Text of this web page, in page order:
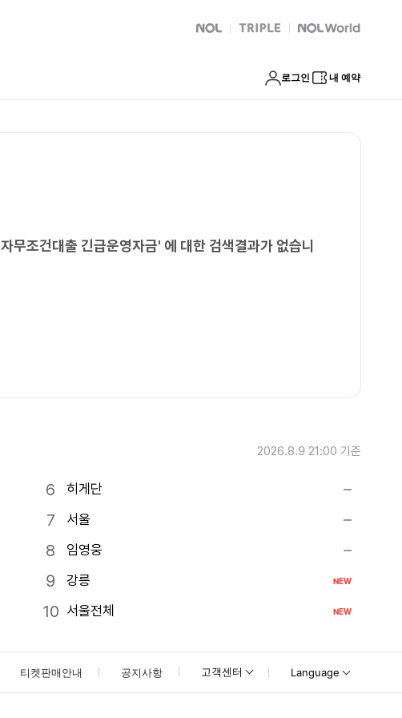
출추천 신불자무조건대출 긴급운영자금
NOL 트리플 Global Interpark
로그인 내 예약
무조건대출 긴급운영자금' 에 대한 검색결과가 없습니
2026.8.9 21:00 기준
히게단
서울
임영웅
강릉
NEW
서울전체 NEW
티켓판매안내 공지사항 고객센터 Language